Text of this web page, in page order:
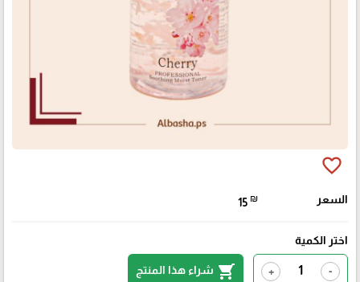
favorite_border
السعر 15 ₪
اختر الكمية
-
+
shopping_cart شراء هذا المنتج